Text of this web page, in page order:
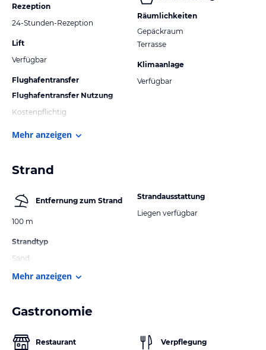
Rezeption
24-Stunden-Rezeption
Lift
Verfügbar
Flughafentransfer
Flughafentransfer Nutzung
Kostenpflichtig
Räumlichkeiten
Gepäckraum
Terrasse
Klimaanlage
Verfügbar
Mehr anzeigen
Strand
Entfernung zum Strand
100 m
Strandtyp
Sand
Strandausstattung
Liegen verfügbar
Mehr anzeigen
Gastronomie
Restaurant Verpflegung